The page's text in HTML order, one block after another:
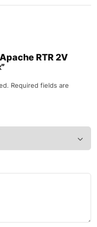
RTR 2V
Required fields are